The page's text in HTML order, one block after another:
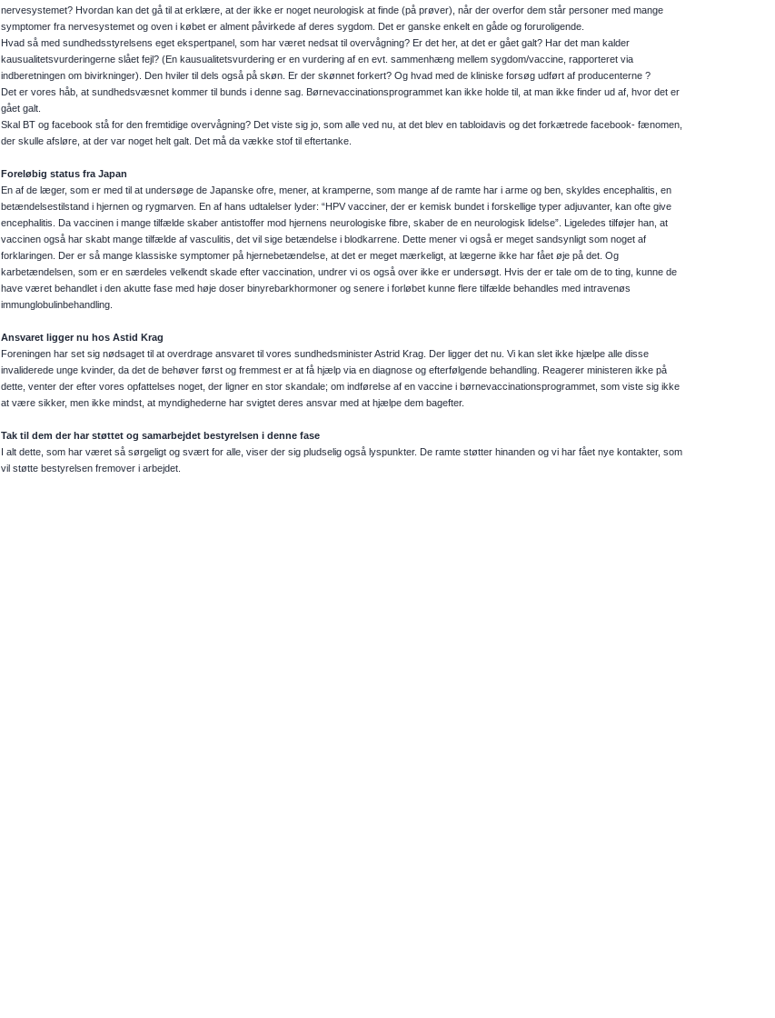
nervesystemet? Hvordan kan det gå til at erklære, at der ikke er noget neurologisk at finde (på prøver), når der overfor dem står personer med mange
symptomer fra nervesystemet og oven i købet er alment påvirkede af deres sygdom. Det er ganske enkelt en gåde og foruroligende.
Hvad så med sundhedsstyrelsens eget ekspertpanel, som har været nedsat til overvågning? Er det her, at det er gået galt? Har det man kalder
kausualitetsvurderingerne slået fejl? (En kausualitetsvurdering er en vurdering af en evt. sammenhæng mellem sygdom/vaccine, rapporteret via
indberetningen om bivirkninger). Den hviler til dels også på skøn. Er der skønnet forkert? Og hvad med de kliniske forsøg udført af producenterne ?
Det er vores håb, at sundhedsvæsnet kommer til bunds i denne sag. Børnevaccinationsprogrammet kan ikke holde til, at man ikke finder ud af, hvor det er
gået galt.
Skal BT og facebook stå for den fremtidige overvågning? Det viste sig jo, som alle ved nu, at det blev en tabloidavis og det forkætrede facebook- fænomen,
der skulle afsløre, at der var noget helt galt. Det må da vække stof til eftertanke.
Foreløbig status fra Japan
En af de læger, som er med til at undersøge de Japanske ofre, mener, at kramperne, som mange af de ramte har i arme og ben, skyldes encephalitis, en
betændelsestilstand i hjernen og rygmarven. En af hans udtalelser lyder: “HPV vacciner, der er kemisk bundet i forskellige typer adjuvanter, kan ofte give
encephalitis. Da vaccinen i mange tilfælde skaber antistoffer mod hjernens neurologiske fibre, skaber de en neurologisk lidelse”. Ligeledes tilføjer han, at
vaccinen også har skabt mange tilfælde af vasculitis, det vil sige betændelse i blodkarrene. Dette mener vi også er meget sandsynligt som noget af
forklaringen. Der er så mange klassiske symptomer på hjernebetændelse, at det er meget mærkeligt, at lægerne ikke har fået øje på det. Og
karbetændelsen, som er en særdeles velkendt skade efter vaccination, undrer vi os også over ikke er undersøgt. Hvis der er tale om de to ting, kunne de
have været behandlet i den akutte fase med høje doser binyrebarkhormoner og senere i forløbet kunne flere tilfælde behandles med intravenøs
immunglobulinbehandling.
Ansvaret ligger nu hos Astid Krag
Foreningen har set sig nødsaget til at overdrage ansvaret til vores sundhedsminister Astrid Krag. Der ligger det nu. Vi kan slet ikke hjælpe alle disse
invaliderede unge kvinder, da det de behøver først og fremmest er at få hjælp via en diagnose og efterfølgende behandling. Reagerer ministeren ikke på
dette, venter der efter vores opfattelses noget, der ligner en stor skandale; om indførelse af en vaccine i børnevaccinationsprogrammet, som viste sig ikke
at være sikker, men ikke mindst, at myndighederne har svigtet deres ansvar med at hjælpe dem bagefter.
Tak til dem der har støttet og samarbejdet bestyrelsen i denne fase
I alt dette, som har været så sørgeligt og svært for alle, viser der sig pludselig også lyspunkter. De ramte støtter hinanden og vi har fået nye kontakter, som
vil støtte bestyrelsen fremover i arbejdet.